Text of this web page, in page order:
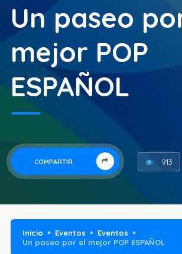
Un paseo
mejor POP
ESPAÑOL
COMPARTIR 913
Inicio Eventos
Eventos
Un paseo por el mejor POP ESPAÑOL